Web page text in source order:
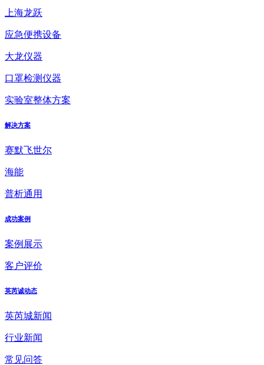
上海龙跃
应急便携设备
大龙仪器
口罩检测仪器
实验室整体方案
解决方案
赛默飞世尔
海能
普析通用
成功案例
案例展示
客户评价
英芮诚动态
英芮城新闻
行业新闻
常见问答